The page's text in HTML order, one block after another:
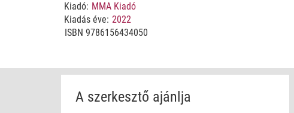
Kiadó: MMA Kiadó
Kiadás éve: 2022
ISBN 9786156434050
A szerkesztő ajánlja